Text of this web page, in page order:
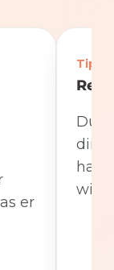
er
Tipps
Du
hat.